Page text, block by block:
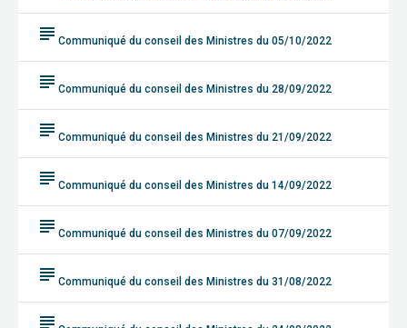
subject Communiqué du conseil des Ministres du 05/10/2022
subject Communiqué du conseil des Ministres du 28/09/2022
subject Communiqué du conseil des Ministres du 21/09/2022
subject Communiqué du conseil des Ministres du 14/09/2022
subject Communiqué du conseil des Ministres du 07/09/2022
subject Communiqué du conseil des Ministres du 31/08/2022
subject